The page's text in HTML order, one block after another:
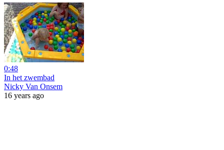
0:48
In het zwembad
Nicky Van Onsem
16 years ago